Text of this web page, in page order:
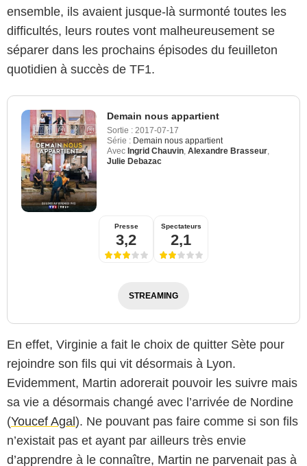
ensemble, ils avaient jusque-là surmonté toutes les
difficultés, leurs routes vont malheureusement se
séparer dans les prochains épisodes du feuilleton
quotidien à succès de TF1.
Demain nous appartient
Sortie : 2017-07-17
Série : Demain nous appartient
Avec Ingrid Chauvin Alexandre Brasseur
Julie Debazac
Presse
3,2
Spectateurs
2,1
STREAMING
En effet, Virginie a fait le choix de quitter Sète pour
rejoindre son fils qui vit désormais à Lyon.
Evidemment, Martin adorerait pouvoir les suivre mais
sa vie a désormais changé avec l’arrivée de Nordine
(Youcef Agal). Ne pouvant pas faire comme si son fils
n’existait pas et ayant par ailleurs très envie
d’apprendre à le connaître, Martin ne parvenait pas à